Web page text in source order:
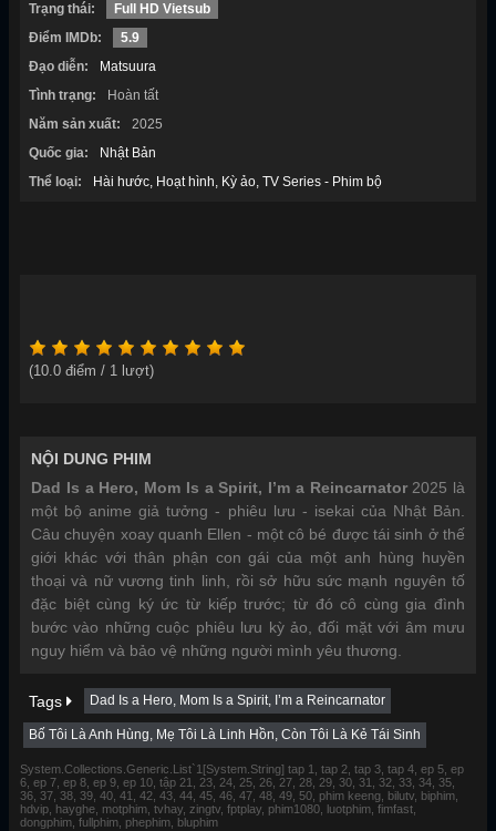
Trạng thái:
Full HD Vietsub
Điểm IMDb:
5.9
Đạo diễn:
Matsuura
Tình trạng:
Hoàn tất
Năm sản xuất:
2025
Quốc gia:
Nhật Bản
Thể loại:
Hài hước Hoạt hình Kỳ ảo TV Series - Phim bộ
(10.0 điểm / 1 lượt)
NỘI DUNG PHIM
Dad Is a Hero, Mom Is a Spirit, I’m a Reincarnator2025 là
một bộ anime giả tưởng - phiêu lưu - isekai của Nhật Bản.
Câu chuyện xoay quanh Ellen - một cô bé được tái sinh ở thế
giới khác với thân phận con gái của một anh hùng huyền
thoại và nữ vương tinh linh, rồi sở hữu sức mạnh nguyên tố
đặc biệt cùng ký ức từ kiếp trước; từ đó cô cùng gia đình
bước vào những cuộc phiêu lưu kỳ ảo, đối mặt với âm mưu
nguy hiểm và bảo vệ những người mình yêu thương.
Tags Dad Is a Hero, Mom Is a Spirit, I’m a Reincarnator
Bố Tôi Là Anh Hùng, Mẹ Tôi Là Linh Hồn, Còn Tôi Là Kẻ Tái Sinh
System.Collections.Generic.List`1[System.String] tap 1, tap 2, tap 3, tap 4, ep 5, ep
6, ep 7, ep 8, ep 9, ep 10, tập 21, 23, 24, 25, 26, 27, 28, 29, 30, 31, 32, 33, 34, 35,
36, 37, 38, 39, 40, 41, 42, 43, 44, 45, 46, 47, 48, 49, 50, phim keeng, bilutv, biphim,
hdvip, hayghe, motphim, tvhay, zingtv, fptplay, phim1080, luotphim, fimfast,
dongphim, fullphim, phephim, bluphim